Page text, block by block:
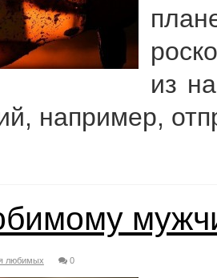
из
например,
любимых 0